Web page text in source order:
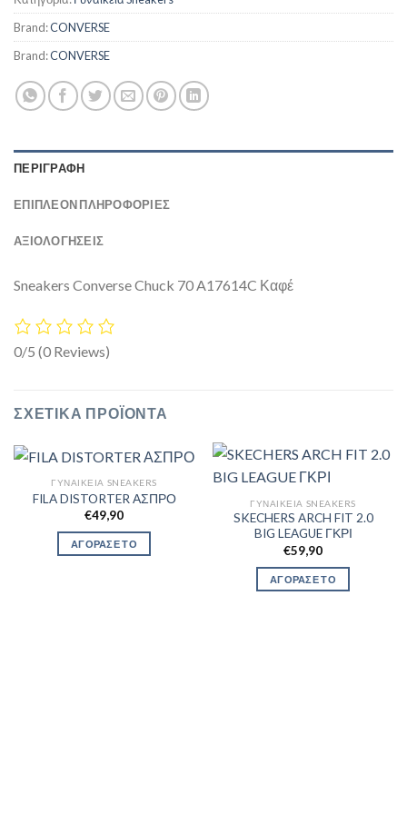
Brand:CONVERSE
Brand:CONVERSE
ΠΕΡΙΓΡΑΦΉ
ΕΠΙΠΛΈΟΝ ΠΛΗΡΟΦΟΡΊΕΣ
ΑΞΙΟΛΟΓΗΣΕΙΣ
Sneakers Converse Chuck 70 A17614C Καφέ
0/5 (0 Reviews)
ΣΧΕΤΙΚΆ ΠΡΟΪΌΝΤΑ
ΓΥΝΑΙΚΕΊΑ SNEAKERS
FILA DISTORTER ΑΣΠΡΟ
€49,90
ΑΓΟΡΑΣΕ ΤΟ
ΓΥΝΑΙΚΕΊΑ SNEAKERS
SKECHERS ARCH FIT 2.0
BIG LEAGUE ΓΚΡΙ
€59,90
ΑΓΟΡΑΣΕ ΤΟ